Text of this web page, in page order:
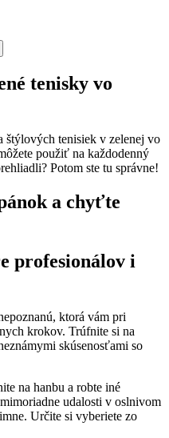
tenisky vo
štýlových tenisiek v zelenej vo
použiť na každodenný
Potom ste tu správne!
a chyťte
profesionálov i
ktorá vám pri
krokov. Trúfnite si na
skúsenosťami so
na hanbu a robte iné
udalosti v oslnivom
Určite si vyberiete zo